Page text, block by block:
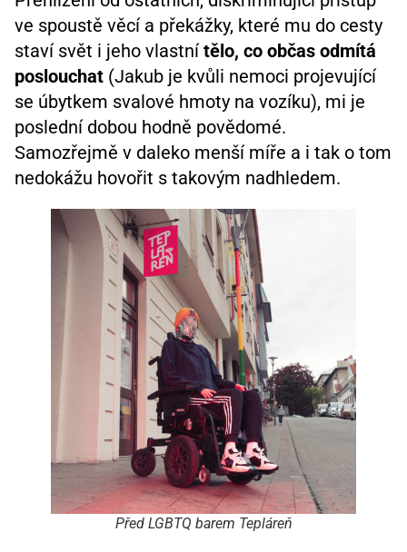
ve spoustě věcí a překážky, které mu do cesty
staví svět i jeho vlastnítělo, co občas odmítá
poslouchat (Jakub je kvůli nemoci projevující
se úbytkem svalové hmoty na vozíku), mi je
poslední dobou hodně povědomé.
Samozřejmě v daleko menší míře a i tak o tom
nedokážu hovořit s takovým nadhledem.
Před LGBTQ barem Tepláreň